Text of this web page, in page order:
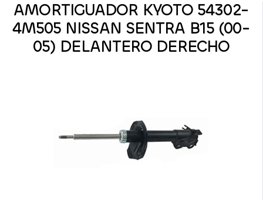
AMORTIGUADOR KYOTO 54302-
4M505 NISSAN SENTRA B15 (00-
05) DELANTERO DERECHO